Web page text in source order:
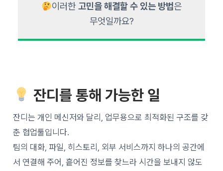
이러한고민을 해결할 수 있는 방법은
무엇일까요?
잔디를 통해 가능한 일
잔디는 개인 메신저와 달리, 업무용으로 최적화된 구조를 갖
춘 협업툴입니다.
팀의 대화, 파일, 히스토리, 외부 서비스까지 하나의 공간에
서 연결해 주어, 흩어진 정보를 찾느라 시간을 보내지 않도